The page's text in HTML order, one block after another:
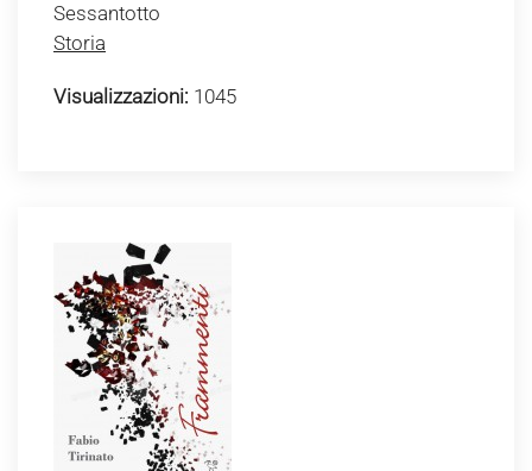
Sessantotto
Storia
Visualizzazioni: 1045